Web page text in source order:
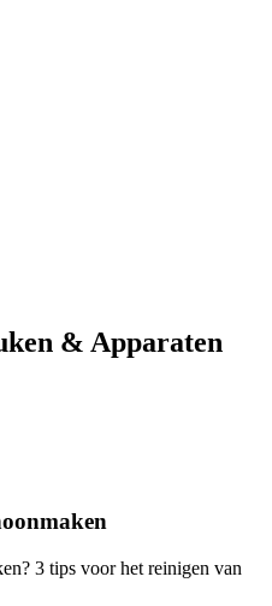
& Apparaten
3 tips voor het reinigen van